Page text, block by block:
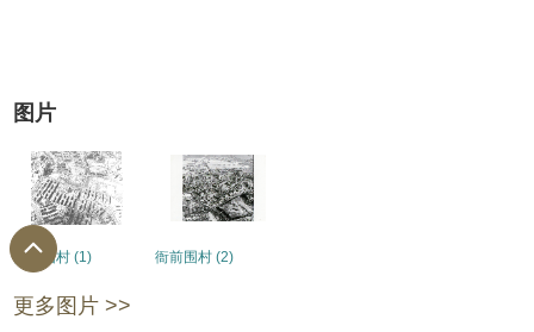
图片
衙前围村 (1) 衙前围村 (2)
更多图片 >>